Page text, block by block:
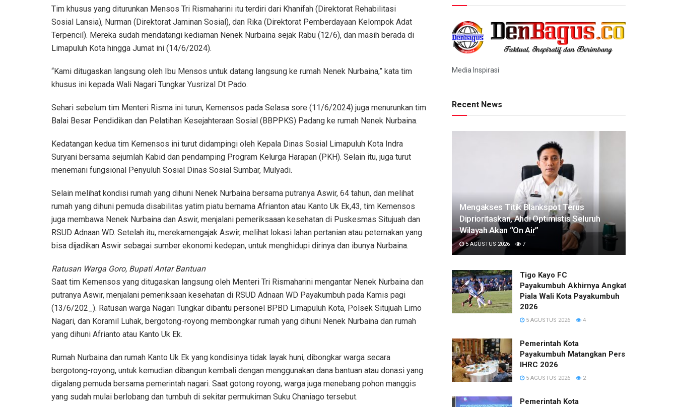
Tim khusus yang diturunkan Mensos Tri Rismaharini itu terdiri dari Khanifah (Direktorat Rehabilitasi
Sosial Lansia), Nurman (Direktorat Jaminan Sosial), dan Rika (Direktorat Pemberdayaan Kelompok Adat
Terpencil). Mereka sudah mendatangi kediaman Nenek Nurbaina sejak Rabu (12/6), dan masih berada di
Limapuluh Kota hingga Jumat ini (14/6/2024).
“Kami ditugaskan langsung oleh Ibu Mensos untuk datang langsung ke rumah Nenek Nurbaina,” kata tim
khusus ini kepada Wali Nagari Tungkar Yusrizal Dt Pado.
Sehari sebelum tim Menteri Risma ini turun, Kemensos pada Selasa sore (11/6/2024) juga menurunkan tim
Balai Besar Pendidikan dan Pelatihan Kesejahteraan Sosial (BBPPKS) Padang ke rumah Nenek Nurbaina.
Kedatangan kedua tim Kemensos ini turut didampingi oleh Kepala Dinas Sosial Limapuluh Kota Indra
Suryani bersama sejumlah Kabid dan pendamping Program Kelurga Harapan (PKH). Selain itu, juga turut
menemani fungsional Penyuluh Sosial Dinas Sosial Sumbar, Mulyadi.
Selain melihat kondisi rumah yang dihuni Nenek Nurbaina bersama putranya Aswir, 64 tahun, dan melihat
rumah yang dihuni pemuda disabilitas yatim piatu bernama Afrianton atau Kanto Uk Ek,43, tim Kemensos
juga membawa Nenek Nurbaina dan Aswir, menjalani pemeriksaaan kesehatan di Puskesmas Situjuah dan
RSUD Adnaan WD. Setelah itu, merekamengajak Aswir, melihat lokasi lahan pertanian atau peternakan yang
bisa dijadikan Aswir sebagai sumber ekonomi kedepan, untuk menghidupi dirinya dan ibunya Nurbaina.
Ratusan Warga Goro, Bupati Antar Bantuan
Saat tim Kemensos yang ditugaskan langsung oleh Menteri Tri Rismaharini mengantar Nenek Nurbaina dan
putranya Aswir, menjalani pemeriksaan kesehatan di RSUD Adnaan WD Payakumbuh pada Kamis pagi
(13/6/202_). Ratusan warga Nagari Tungkar dibantu personel BPBD Limapuluh Kota, Polsek Situjuah Limo
Nagari, dan Koramil Luhak, bergotong-royong membongkar rumah yang dihuni Nenek Nurbaina dan rumah
yang dihuni Afrianto atau Kanto Uk Ek.
Rumah Nurbaina dan rumah Kanto Uk Ek yang kondisinya tidak layak huni, dibongkar warga secara
bergotong-royong, untuk kemudian dibangun kembali dengan menggunakan dana bantuan atau donasi yang
digalang pemuda bersama pemerintah nagari. Saat gotong royong, warga juga menebang pohon manggis
yang sudah mulai berlobang dan tumbuh di sekitar permukiman Suku Chaniago tersebut.
Media Inspirasi
Recent News
Mengakses Titik Blankspot Terus
Diprioritaskan, Ahdi Optimistis Seluruh
Wilayah Akan “On Air”
5 AGUSTUS 2026 7
Tigo Kayo FC
Payakumbuh Akhirnya Angkat Trofi
Piala Wali Kota Payakumbuh
2026
5 AGUSTUS 2026 4
Pemerintah Kota
Payakumbuh Matangkan Persiapan
IHRC 2026
5 AGUSTUS 2026 2
Pemerintah Kota